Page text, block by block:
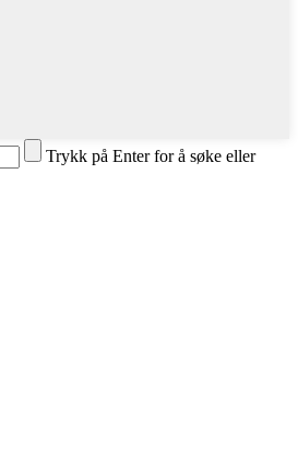
Trykk på Enter for å søke eller